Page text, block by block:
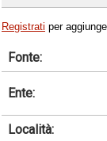
Registrati per
Fonte:
Ente:
Località: